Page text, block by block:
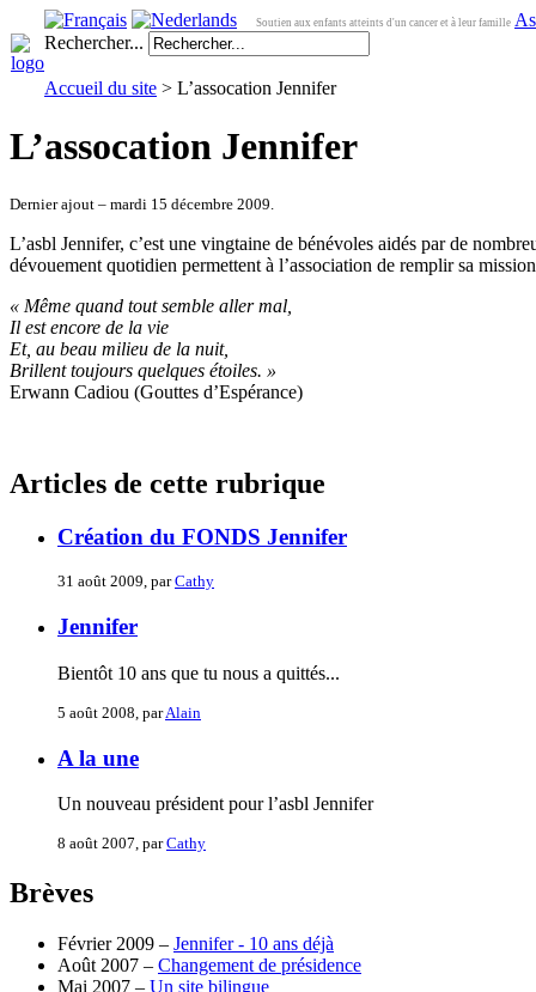
Soutien aux enfants atteints d'un cancer et à leur famille
Rechercher...
Accueil du site > L’assocation Jennifer
L’assocation Jennifer
Dernier ajout – mardi 15 décembre 2009.
L’asbl Jennifer, c’est une vingtaine de bénévoles aidés par de
dévouement quotidien permettent à l’association de remplir sa
« Même quand tout semble aller mal,
Il est encore de la vie
Et, au beau milieu de la nuit,
Brillent toujours quelques étoiles. »
Erwann Cadiou (Gouttes d’Espérance)
Articles de cette rubrique
Création du FONDS Jennifer
31 août 2009, parCathy
Jennifer
Bientôt 10 ans que tu nous a quittés...
5 août 2008, parAlain
A la une
Un nouveau président pour l’asbl Jennifer
8 août 2007, parCathy
Brèves
Février 2009 – Jennifer - 10 ans déjà
Août 2007 – Changement de présidence
Mai 2007 – Un site bilingue